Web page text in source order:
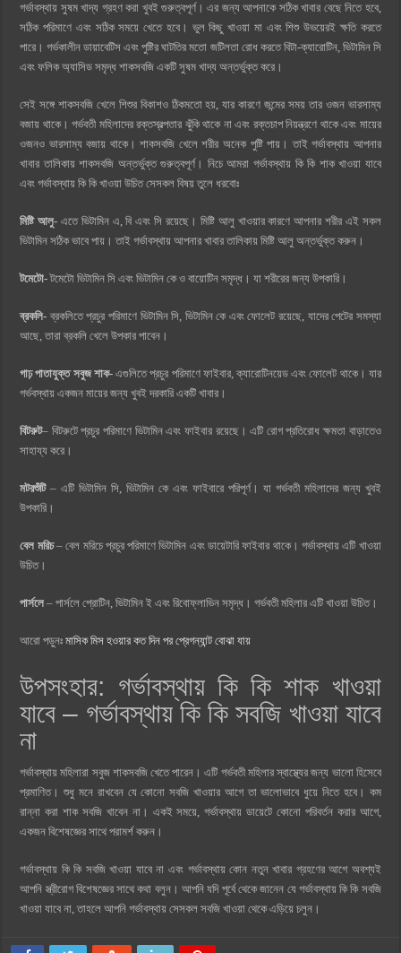
গর্ভাবস্থায় সুষম খাদ্য গ্রহণ করা খুবই গুরুত্বপূর্ণ। এর জন্য আপনাকে সঠিক খাবার বেছে নিতে হবে,
সঠিক পরিমাণে এবং সঠিক সময়ে খেতে হবে। ভুল কিছু খাওয়া মা এবং শিশু উভয়েরই ক্ষতি করতে
পারে। গর্ভকালীন ডায়াবেটিস এবং পুষ্টির ঘাটতির মতো জটিলতা রোধ করতে বিটা-ক্যারোটিন, ভিটামিন সি
এবং ফলিক অ্যাসিড সমৃদ্ধ শাকসবজি একটি সুষম খাদ্য অন্তর্ভুক্ত করে।
সেই সঙ্গে শাকসবজি খেলে শিশুর বিকাশও ঠিকমতো হয়, যার কারণে জন্মের সময় তার ওজন ভারসাম্য
বজায় থাকে। গর্ভবতী মহিলাদের রক্তস্বল্পতার ঝুঁকি থাকে না এবং রক্তচাপ নিয়ন্ত্রণে থাকে এবং মায়ের
ওজনও ভারসাম্য বজায় থাকে। শাকসবজি খেলে শরীর অনেক পুষ্টি পায়। তাই গর্ভাবস্থায় আপনার
খাবার তালিকায় শাকসবজি অন্তর্ভুক্ত গুরুত্বপূর্ণ। নিচে আমরা গর্ভাবস্থায় কি কি শাক খাওয়া যাবে
এবং গর্ভাবস্থায় কি কি খাওয়া উচিত সেসকল বিষয় তুলে ধরবোঃ
মিষ্টি আলু- এতে ভিটামিন এ, বি এবং সি রয়েছে। মিষ্টি আলু খাওয়ার কারণে আপনার শরীর এই সকল
ভিটামিন সঠিক ভাবে পায়। তাই গর্ভাবস্থায় আপনার খাবার তালিকায় মিষ্টি আলু অন্তর্ভুক্ত করুন।
টমেটো-টমেটো ভিটামিন সি এবং ভিটামিন কে ও বায়োটিন সমৃদ্ধ। যা শরীরের জন্য উপকারি।
ব্রকলি- ব্রকলিতে প্রচুর পরিমাণে ভিটামিন সি, ভিটামিন কে এবং ফোলেট রয়েছে, যাদের পেটের সমস্যা
আছে, তারা ব্রকলি খেলে উপকার পাবেন।
গাঢ় পাতাযুক্ত সবুজ শাক-এগুলিতে প্রচুর পরিমাণে ফাইবার, ক্যারোটিনয়েড এবং ফোলেট থাকে। যার
গর্ভবস্থায় একজন মায়ের জন্য খুবই দরকারি একটি খাবার।
বিটরুট– বিটরুটে প্রচুর পরিমাণে ভিটামিন এবং ফাইবার রয়েছে। এটি রোগ প্রতিরোধ ক্ষমতা বাড়াতেও
সাহায্য করে।
মটরশুঁটি– এটি ভিটামিন সি, ভিটামিন কে এবং ফাইবারে পরিপূর্ণ। যা গর্ভবতী মহিলাদের জন্য খুবই
উপকারি।
বেল মরিচ– বেল মরিচে প্রচুর পরিমাণে ভিটামিন এবং ডায়েটারি ফাইবার থাকে। গর্ভাবস্থায় এটি খাওয়া
উচিত।
পার্সলে – পার্সলে প্রোটিন, ভিটামিন ই এবং রিবোফ্লাভিন সমৃদ্ধ। গর্ভবতী মহিলার এটি খাওয়া উচিত।
আরো পড়ুনঃমাসিক মিস হওয়ার কত দিন পর প্রেগন্যান্ট বোঝা যায়
উপসংহার: গর্ভাবস্থায় কি কি শাক খাওয়া
যাবে – গর্ভাবস্থায় কি কি সবজি খাওয়া যাবে
না
গর্ভাবস্থায় মহিলারা সবুজ শাকসবজি খেতে পারেন। এটি গর্ভবতী মহিলার স্বাস্থ্যের জন্য ভালো হিসেবে
প্রমাণিত। শুধু মনে রাখবেন যে কোনো সবজি খাওয়ার আগে তা ভালোভাবে ধুয়ে নিতে হবে। কম
রান্না করা শাক সবজি খাবেন না। একই সময়ে, গর্ভাবস্থায় ডায়েটে কোনো পরিবর্তন করার আগে,
একজন বিশেষজ্ঞের সাথে পরামর্শ করুন।
গর্ভাবস্থায় কি কি সবজি খাওয়া যাবে না এবং গর্ভাবস্থায় কোন নতুন খাবার গ্রহণের আগে অবশ্যই
আপনি স্ত্রীরোগ বিশেষজ্ঞের সাথে কথা বলুন। আপনি যদি পূর্বে থেকে জানেন যে গর্ভাবস্থায় কি কি সবজি
খাওয়া যাবে না, তাহলে আপনি গর্ভাবস্থায় সেসকল সবজি খাওয়া থেকে এড়িয়ে চলুন।